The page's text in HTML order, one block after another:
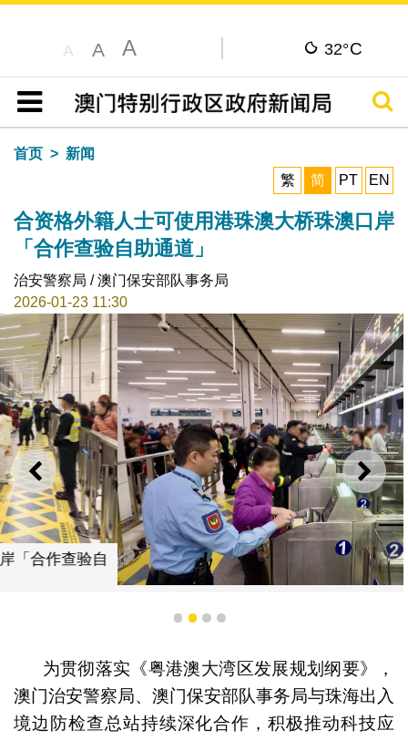
A A A 32°C
目录
搜寻
首页
新闻
繁
简 PT EN
合资格外籍人士可使用港珠澳大桥珠澳口岸
「合作查验自助通道」
治安警察局 / 澳门保安部队事务局
2026-01-23 11:30
上一则 下一
助通道」
1 2 3 4
为贯彻落实《粤港澳大湾区发展规划纲要》，
澳门治安警察局、澳门保安部队事务局与珠海出入
境边防检查总站持续深化合作，积极推动科技应